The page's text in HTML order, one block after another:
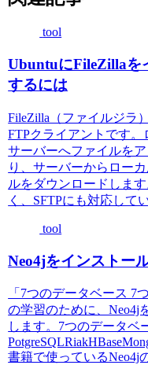
tool
UbuntuにFileZillaを
するには
FileZilla（ファイルジラ
FTPクライアントです。
サーバーへファイルを
り、サーバーからロー
ルをダウンロードしま
く、SFTPにも対応して
tool
Neo4jをインストー
「7つのデータベース 7
の学習のために、Neo4j
します。7つのデータベ
書籍で使っているNeo4j